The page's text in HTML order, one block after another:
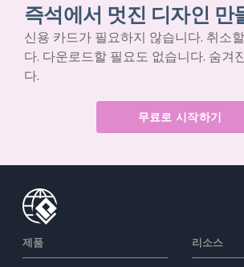
즉석에서 멋진 디자인 만
신용 카드가 필요하지 않습니다. 취소
다. 다운로드할 필요도 없습니다. 숨겨
다.
무료로 시작하기
제품 리소스